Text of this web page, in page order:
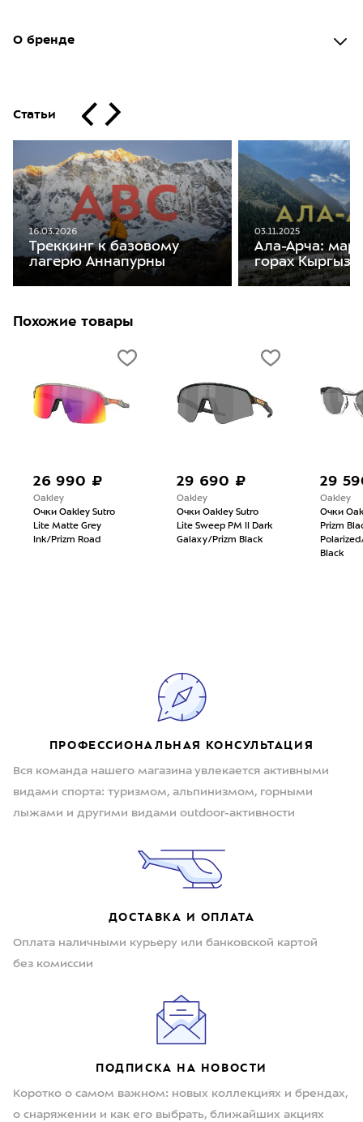
О бренде
Статьи
16.03.2026
Треккинг к базовому
лагерю Аннапурны
03.11.2025
Ала-Арча:
горах
Похожие товары
26 990 ₽
Oakley
Очки Oakley Sutro
Lite Matte Grey
Ink/Prizm Road
29 690 ₽
Oakley
Очки Oakley Sutro
Lite Sweep PM II Dark
Galaxy/Prizm Black
29
Oakley
Очки
Prizm
Black
ПРОФЕССИОНАЛЬНАЯ КОНСУЛЬТАЦИЯ
Вся команда нашего магазина увлекается активными
видами спорта: туризмом, альпинизмом, горными
лыжами и другими видами outdoor-активности
ДОСТАВКА И ОПЛАТА
Оплата наличными курьеру или банковской картой
без комиссии
ПОДПИСКА НА НОВОСТИ
Коротко о самом важном: новых коллекциях и брендах,
о снаряжении и как его выбрать, ближайших акциях